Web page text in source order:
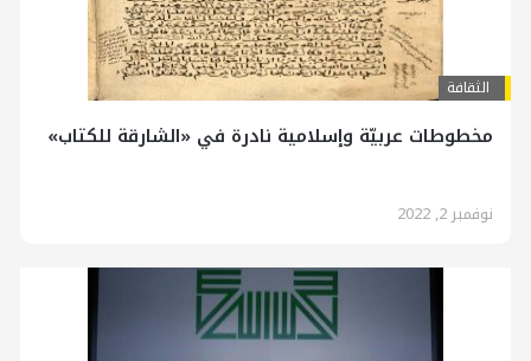
الثقافة
مخطوطات عربيّة وإسلامية نادرة في «الشارقة للكتاب»
نوفمبر 2, 2022